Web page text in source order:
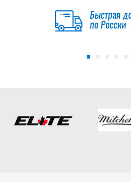
Быстрая
по России